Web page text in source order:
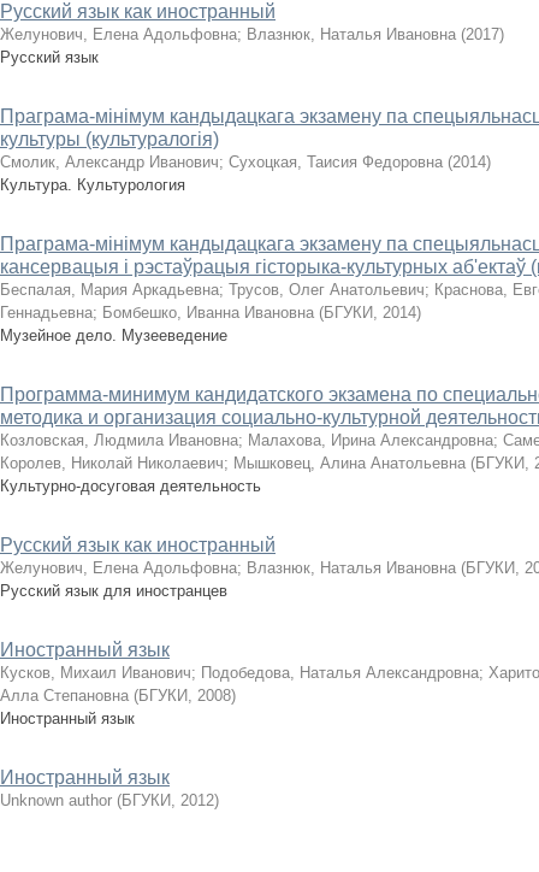
Русский язык как иностранный
Желунович, Елена Адольфовна; Влазнюк, Наталья Ивановна (2017)
Русский язык
Праграма-мінімум кандыдацкага экзамену па
культуры (культуралогія)
Смолик, Александр Иванович; Сухоцкая, Таисия Федоровна (2014)
Культура. Культурология
Праграма-мінімум кандыдацкага экзамену па
кансервацыя і рэстаўрацыя гісторыка-культурных аб'ектаў
Беспалая, Мария Аркадьевна; Трусов, Олег Анатольевич; Краснова,
Геннадьевна; Бомбешко, Иванна Ивановна (БГУКИ, 2014)
Музейное дело. Музееведение
Программа-минимум кандидатского экзамена по
методика и организация социально-культурной
Козловская, Людмила Ивановна; Малахова, Ирина Александровна;
Королев, Николай Николаевич; Мышковец, Алина Анатольевна (БГУКИ,
Культурно-досуговая деятельность
Русский язык как иностранный
Желунович, Елена Адольфовна; Влазнюк, Наталья Ивановна (БГУКИ,
Русский язык для иностранцев
Иностранный язык
Кусков, Михаил Иванович; Подобедова, Наталья Александровна;
Алла Степановна (БГУКИ, 2008)
Иностранный язык
Иностранный язык
Unknown author (БГУКИ, 2012)